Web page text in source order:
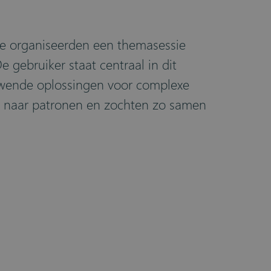
een themasessie
gebruiker staat centraal in dit
oplossingen voor complexe
patronen en zochten zo samen